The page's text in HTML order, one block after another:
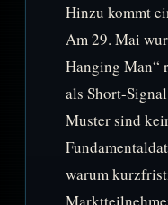
Hinzu kommt
Am 29. Mai
Hanging Man“
als Short-
Muster sind
warum